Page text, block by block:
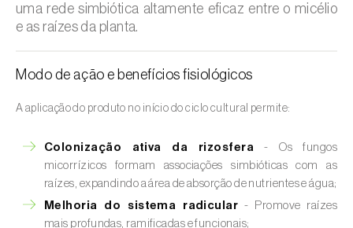
uma rede simbiótica altamente eficaz entre o micélio
e as raízes da planta.
Modo de ação e benefícios fisiológicos
A aplicação do produto no início do ciclo cultural permite:
Colonização ativa da rizosfera - Os fungos
micorrízicos formam associações simbióticas com as
raízes, expandindo a área de absorção de nutrientes e água;
Melhoria do sistema radicular - Promove raízes
mais profundas, ramificadas e funcionais;